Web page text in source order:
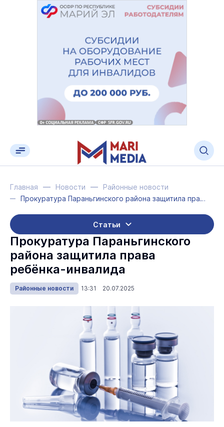
Главная Новости
Районные новости
Прокуратура Параньгинского района защитила права ребёнка-инвалида
Статьи
Прокуратура Параньгинского
района защитила права
ребёнка-инвалида
Районные новости 13:31 20.07.2025